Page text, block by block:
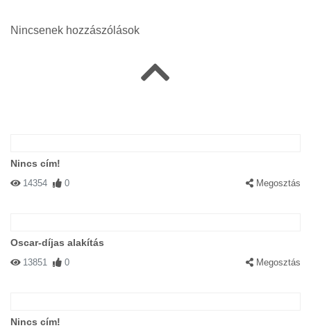
Nincsenek hozzászólások
Nincs cím!
14354 0 Megosztás
Oscar-díjas alakítás
13851 0 Megosztás
Nincs cím!